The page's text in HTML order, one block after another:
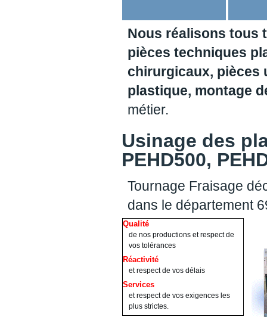
Nous réalisons tous
pièces techniques
chirurgicaux, pièces
plastique, montage
métier.
Usinage des
PEHD500,
Tournage Fraisage
dans le département
Qualité
de nos productions et respect de
vos tolérances
Réactivité
et respect de vos délais
Services
et respect de vos exigences les
plus strictes.